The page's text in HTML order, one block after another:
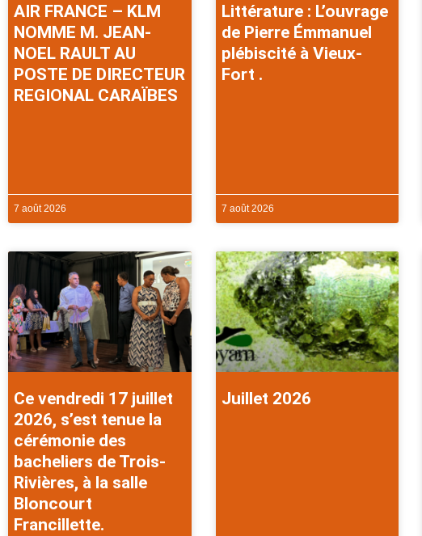
AIR FRANCE – KLM
NOMME M. JEAN-
NOEL RAULT AU
POSTE DE DIRECTEUR
REGIONAL CARAÏBES
7 août 2026
Littérature : L’ouvrage
de Pierre Émmanuel
plébiscité à Vieux-
Fort .
7 août 2026
Ce vendredi 17 juillet
2026, s’est tenue la
cérémonie des
bacheliers de Trois-
Rivières, à la salle
Bloncourt
Francillette.
Juillet 2026